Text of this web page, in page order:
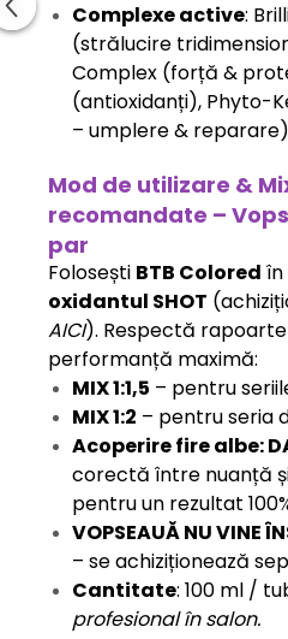
Complexe active:
(strălucire
Complex (forță &
(antioxidanți), Phyto-
– umplere &
Mod de utilizare &
recomandate –
par
Folosești BTB Colored în
oxidantul SHOT
AICI). Respectă
performanță maximă:
MIX 1:1,5 – pentru
MIX 1:2 – pentru seria
Acoperire fire albe:
corectă între nuanță
pentru un rezultat
VOPSEAUĂ NU VINE
– se achiziționează
Cantitate: 100 ml /
profesional în salon.